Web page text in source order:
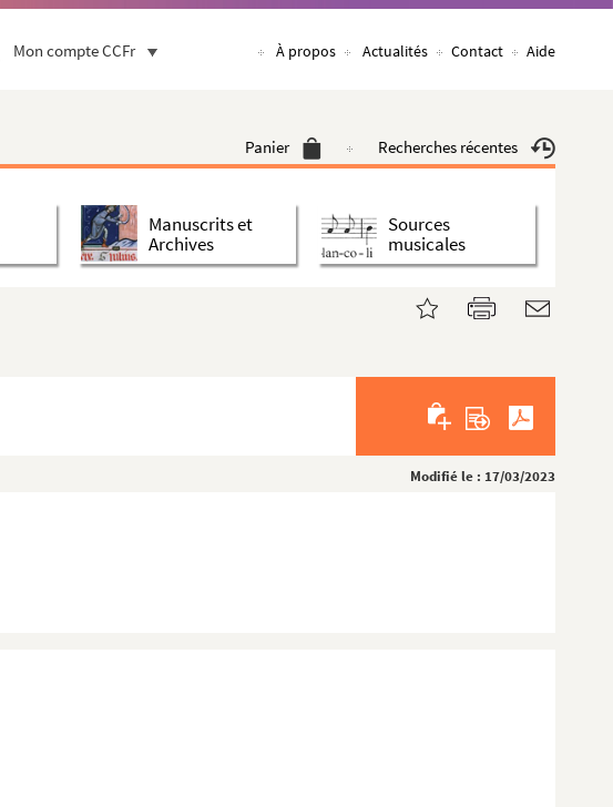
Mon compte CCFr À propos Actualités Contact Aide
Panier Recherches récentes
Manuscrits et
Archives
Sources
musicales
Modifié le : 17/03/2023